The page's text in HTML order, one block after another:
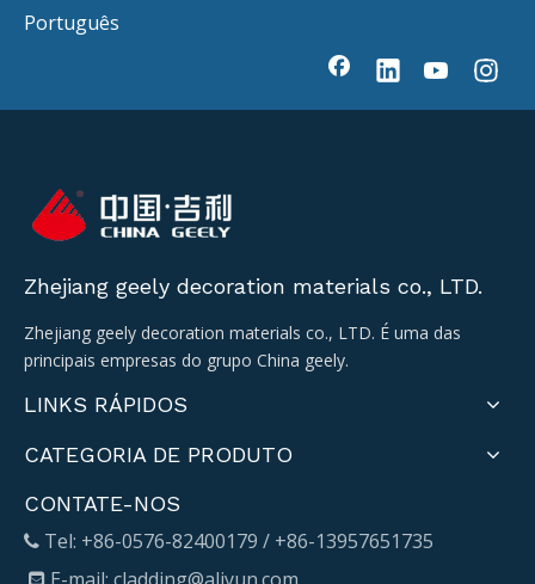
Português
Zhejiang geely decoration materials co., LTD.
Zhejiang geely decoration materials co., LTD. É uma das
principais empresas do grupo China geely.
LINKS RÁPIDOS
CATEGORIA DE PRODUTO
CONTATE-NOS
 Tel: +86-0576-82400179 / +86-13957651735
